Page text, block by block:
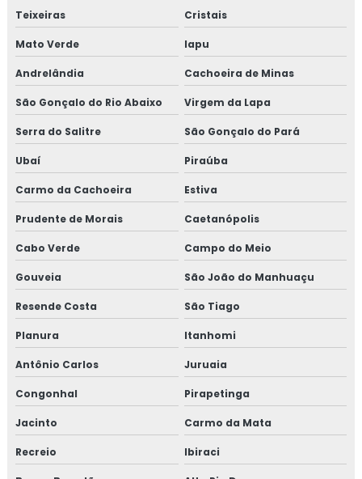
Treinamento em transporte de feed materials
Treinamento em tratamento de não conformidades
causas raiz
Teixeiras Cristais
Mato Verde Iapu
Andrelândia Cachoeira de Minas
São Gonçalo do Rio Abaixo Virgem da Lapa
Serra do Salitre São Gonçalo do Pará
Ubaí Piraúba
Carmo da Cachoeira Estiva
Prudente de Morais Caetanópolis
Cabo Verde Campo do Meio
Gouveia São João do Manhuaçu
Resende Costa São Tiago
Planura Itanhomi
Antônio Carlos Juruaia
Congonhal Pirapetinga
Jacinto Carmo da Mata
Recreio Ibiraci